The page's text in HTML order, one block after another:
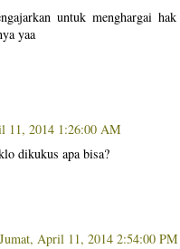
untuk menghargai
yaa
11, 2014 1:26:00 AM
dikukus apa bisa?
Jumat, April 11, 2014 2:54:00 PM